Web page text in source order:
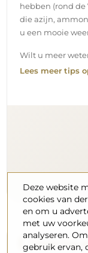
hebben (rond
die azijn,
u een mooie
Wilt u meer
Lees meer tips
Levering
Deze website
cookies van
en om u
met uw
analyseren.
gebruik ervan,